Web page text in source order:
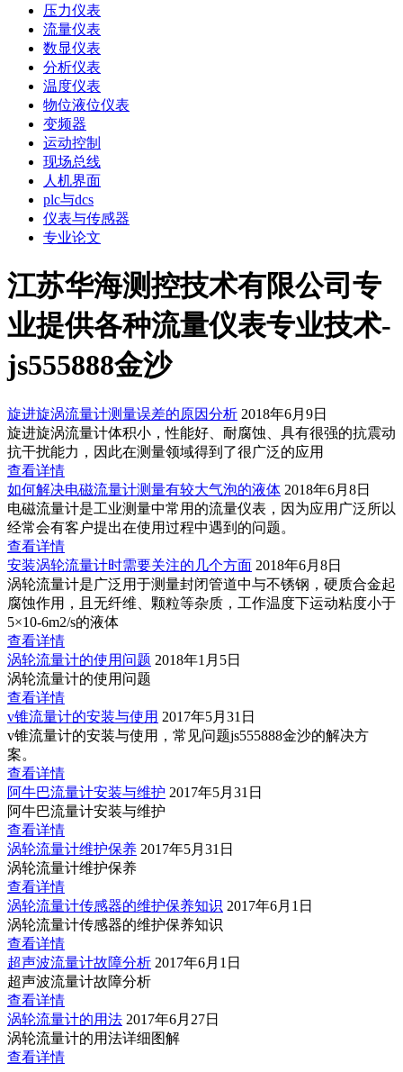
压力仪表
流量仪表
数显仪表
分析仪表
温度仪表
物位液位仪表
变频器
运动控制
现场总线
人机界面
plc与dcs
仪表与传感器
专业论文
江苏华海测控技术有限公司专
业提供各种流量仪表专业技术-
js555888金沙
旋进旋涡流量计测量误差的原因分析 2018年6月9日
旋进旋涡流量计体积小，性能好、耐腐蚀、具有很强的抗震动
抗干扰能力，因此在测量领域得到了很广泛的应用
查看详情
如何解决电磁流量计测量有较大气泡的液体 2018年6月8日
电磁流量计是工业测量中常用的流量仪表，因为应用广泛所以
经常会有客户提出在使用过程中遇到的问题。
查看详情
安装涡轮流量计时需要关注的几个方面 2018年6月8日
涡轮流量计是广泛用于测量封闭管道中与不锈钢，硬质合金起
腐蚀作用，且无纤维、颗粒等杂质，工作温度下运动粘度小于
5×10-6m2/s的液体
查看详情
涡轮流量计的使用问题 2018年1月5日
涡轮流量计的使用问题
查看详情
v锥流量计的安装与使用 2017年5月31日
v锥流量计的安装与使用，常见问题js555888金沙的解决方
案。
查看详情
阿牛巴流量计安装与维护 2017年5月31日
阿牛巴流量计安装与维护
查看详情
涡轮流量计维护保养 2017年5月31日
涡轮流量计维护保养
查看详情
涡轮流量计传感器的维护保养知识 2017年6月1日
涡轮流量计传感器的维护保养知识
查看详情
超声波流量计故障分析 2017年6月1日
超声波流量计故障分析
查看详情
涡轮流量计的用法 2017年6月27日
涡轮流量计的用法详细图解
查看详情